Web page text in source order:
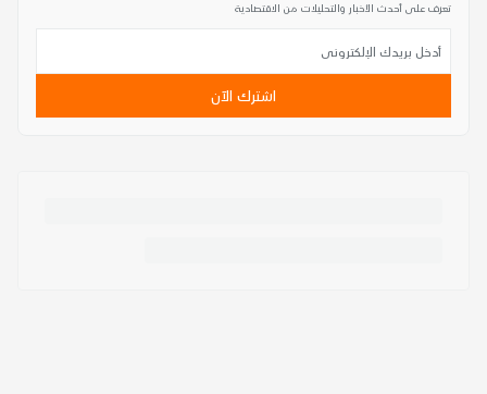
تعرف على أحدث الأخبار والتحليلات من الاقتصادية
اشترك الآن